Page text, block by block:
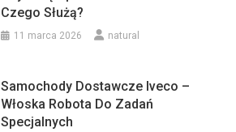
Czego Służą?
11 marca 2026 natural
Samochody Dostawcze Iveco –
Włoska Robota Do Zadań
Specjalnych